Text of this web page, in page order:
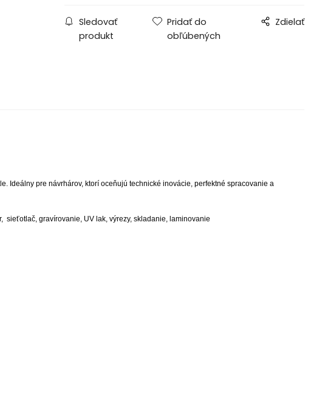
Sledovať
produkt
Pridať do
obľúbených
Zdielať
Ideálny pre návrhárov, ktorí oceňujú technické inovácie, perfektné spracovanie a
sieťotlač, gravírovanie, UV lak, výrezy, skladanie, laminovanie